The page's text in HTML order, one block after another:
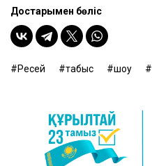
Достарыңмен бөліс
Ресей табыс шоу